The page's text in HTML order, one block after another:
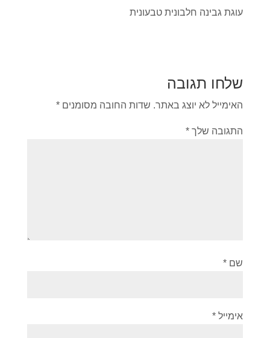
עוגת גבינה חלבונית טבעונית
שלחו תגובה
האימייל לא יוצג באתר. שדות החובה מסומנים *
התגובה שלך *
שם *
אימייל *